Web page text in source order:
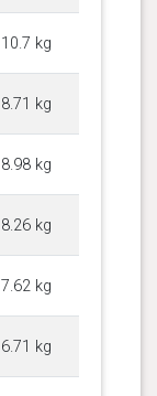
10.7 kg
8.71 kg
8.98 kg
8.26 kg
7.62 kg
6.71 kg